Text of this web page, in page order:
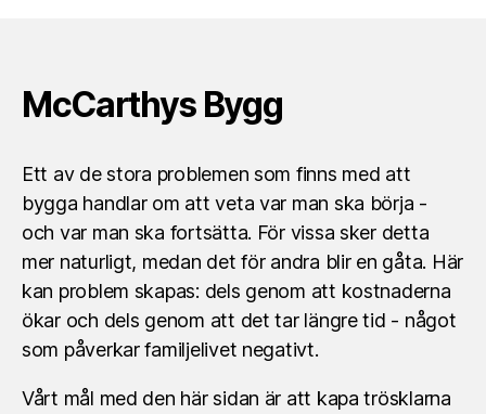
McCarthys Bygg
Ett av de stora problemen som finns med att
bygga handlar om att veta var man ska börja -
och var man ska fortsätta. För vissa sker detta
mer naturligt, medan det för andra blir en gåta. Här
kan problem skapas: dels genom att kostnaderna
ökar och dels genom att det tar längre tid - något
som påverkar familjelivet negativt.
Vårt mål med den här sidan är att kapa trösklarna